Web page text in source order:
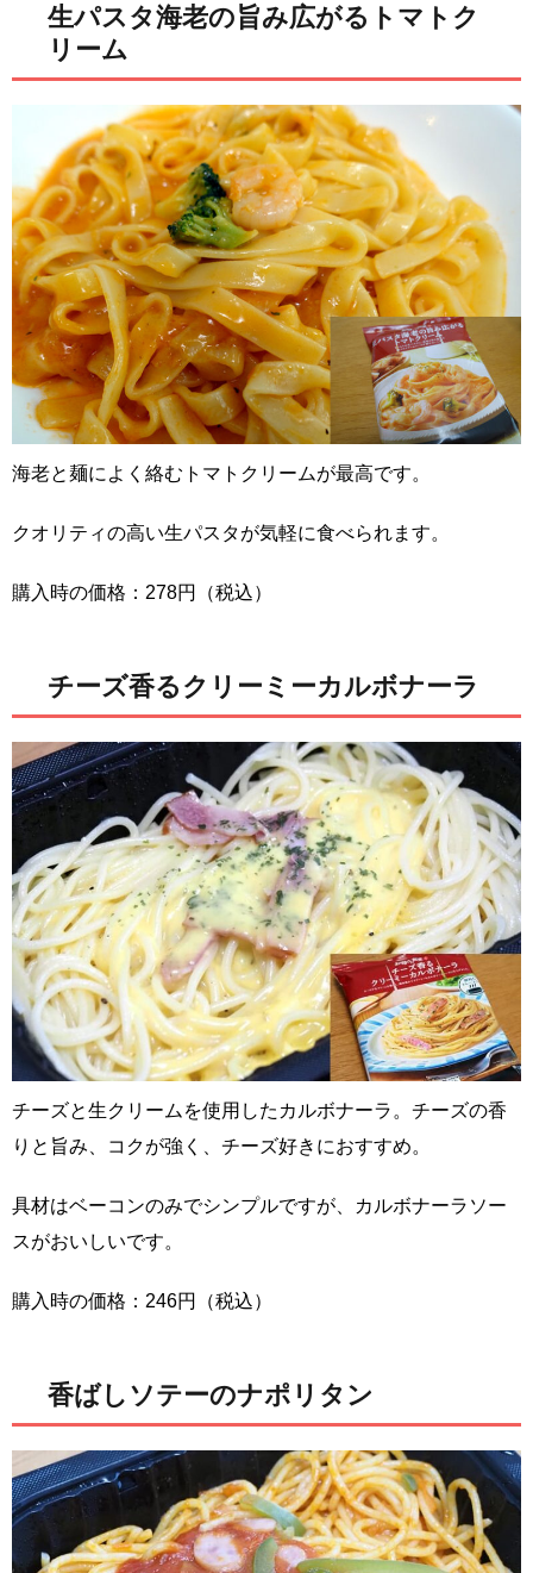
生パスタ海老の旨み広がるトマトク
リーム
海老と麺によく絡むトマトクリームが最高です。
クオリティの高い生パスタが気軽に食べられます。
購入時の価格：278円（税込）
チーズ香るクリーミーカルボナーラ
チーズと生クリームを使用したカルボナーラ。チーズの香
りと旨み、コクが強く、チーズ好きにおすすめ。
具材はベーコンのみでシンプルですが、カルボナーラソー
スがおいしいです。
購入時の価格：246円（税込）
香ばしソテーのナポリタン